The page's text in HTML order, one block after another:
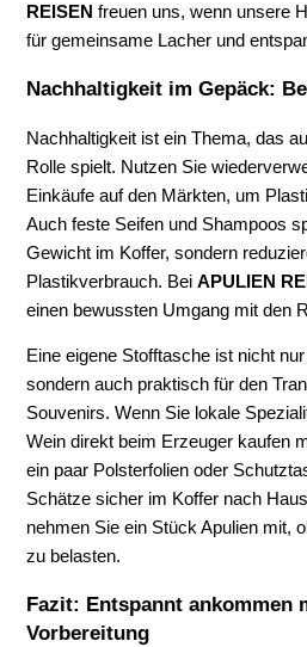
REISEN freuen uns, wenn unsere
für gemeinsame Lacher und
Nachhaltigkeit im Gepäck:
Nachhaltigkeit ist ein Thema, das
Rolle spielt. Nutzen Sie
Einkäufe auf den Märkten, um
Auch feste Seifen und Shampoos
Gewicht im Koffer, sondern
Plastikverbrauch. BeiAPULIEN
einen bewussten Umgang mit den
Eine eigene Stofftasche ist nicht
sondern auch praktisch für den
Souvenirs. Wenn Sie lokale
Wein direkt beim Erzeuger kaufen
ein paar Polsterfolien oder
Schätze sicher im Koffer nach
nehmen Sie ein Stück Apulien mit,
zu belasten.
Fazit: Entspannt ankommen
Vorbereitung